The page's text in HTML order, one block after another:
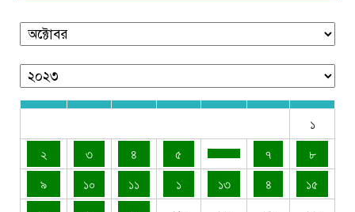
১
২
৩ ৪ ৫ ৭
৮
৯
১০ ১১ ১ ১৩ ৪
১৫